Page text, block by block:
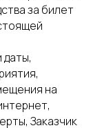
за билет
на
Заказчик